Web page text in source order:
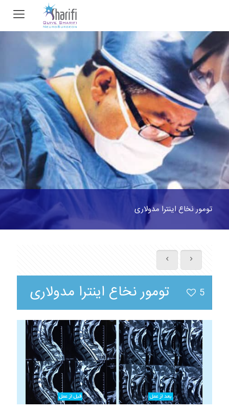
تومور نخاع اینترا مدولاری
5 تومور نخاع اینترا مدولاری